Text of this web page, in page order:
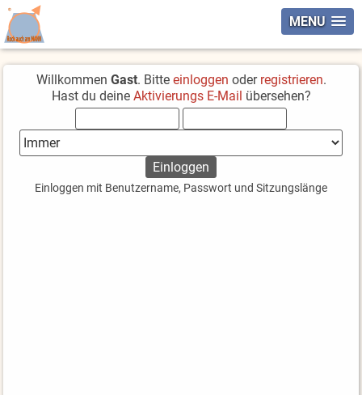
MENU
Willkommen Gast. Bitte einloggen oder registrieren.
Hast du deine Aktivierungs E-Mail übersehen?
Einloggen mit Benutzername, Passwort und Sitzungslänge